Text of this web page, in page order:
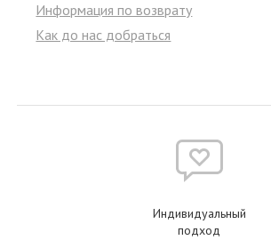
Информация по возврату
Как до нас добраться
Индивидуальный
подход